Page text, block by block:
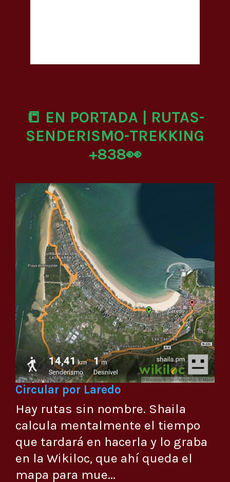
📒 EN PORTADA | RUTAS-
SENDERISMO-TREKKING
+838👀
Circular por Laredo
Hay rutas sin nombre. Shaila
calcula mentalmente el tiempo
que tardará en hacerla y lo graba
en la Wikiloc, que ahí queda el
mapa para mue...